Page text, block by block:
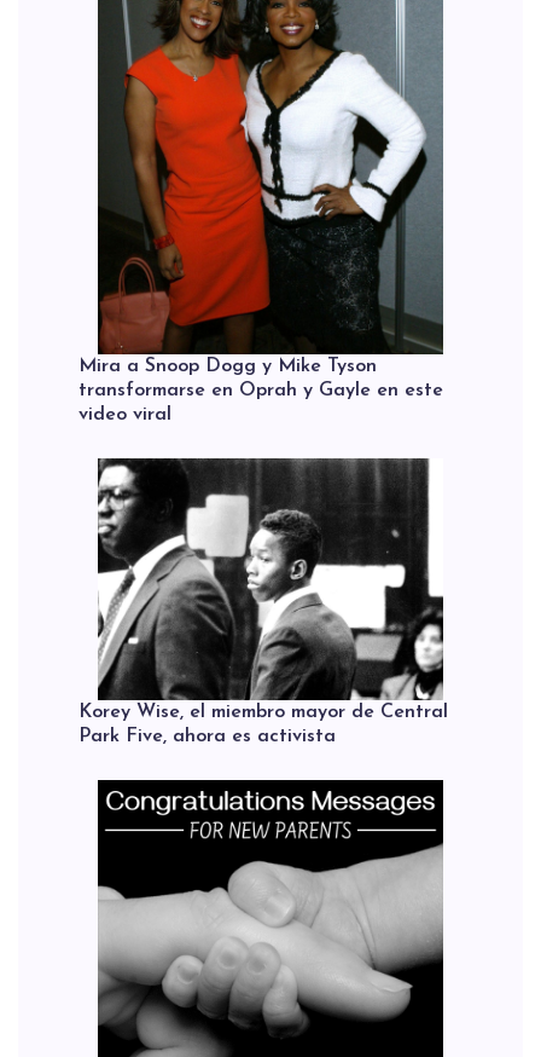
Mira a Snoop Dogg y Mike Tyson
transformarse en Oprah y Gayle en este
video viral
Korey Wise, el miembro mayor de Central
Park Five, ahora es activista